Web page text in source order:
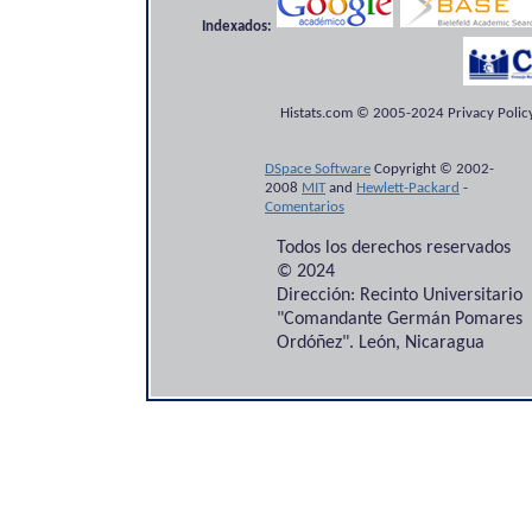
Indexados:
Histats.com © 2005-2024 Privacy
DSpace Software Copyright © 2002-
2008 MITand Hewlett-Packard -
Comentarios
Todos los derechos reservados
© 2024
Dirección: Recinto Universitario
"Comandante Germán Pomares
Ordóñez". León, Nicaragua